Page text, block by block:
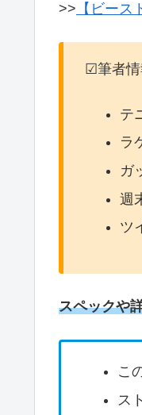
>> 【ビー
☑筆者情
テ
ラ
ガ
週
ツ
スペックや
こ
ス